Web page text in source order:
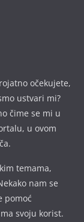
očekujete,
ustvari mi?
čime se mi u
u ovom
temama,
nam se
pomoć
svoju korist.